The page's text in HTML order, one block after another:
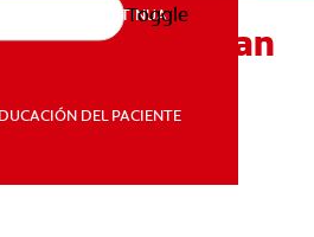
EDUCACIÓN CONTINUA
EDUCACIÓN DEL PACIENTE
EDUCACIÓN CONTINUA
DEL PACIENTE
Toggle
que ocasionan